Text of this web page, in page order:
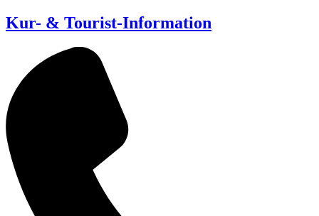
Kur- & Tourist-Information